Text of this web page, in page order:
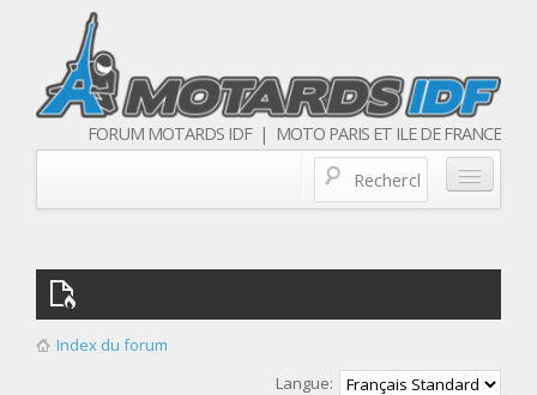
FORUM MOTARDS IDF | MOTO PARIS ET ILE DE FRANCE
Forum
Balades & sorties moto
Index du forum
Langue: